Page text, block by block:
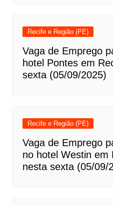
Recife e Região (PE)
Vaga de Emprego
hotel Pontes em
sexta (05/09/2025)
Recife e Região (PE)
Vaga de Emprego
no hotel Westin em
nesta sexta (05/09/